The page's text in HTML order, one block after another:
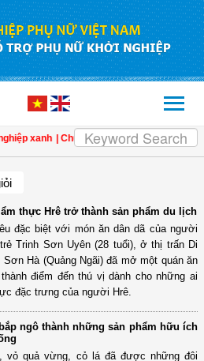
| Chủ tịch Tập đoàn BRG: Trao cơ hội
thực Hrê trở thành sản phẩm du lịch
đặc biệt với món ăn dân dã của người
Trinh Sơn Uyên (28 tuổi), ở thị trấn Di
Sơn Hà (Quảng Ngãi) đã mở một quán ăn
điểm đến thú vị dành cho những ai
đặc trưng của người Hrê.
ngô thành những sản phẩm hữu ích
vỏ quả vừng, cỏ lá đã được những đôi